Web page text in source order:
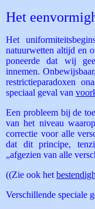
Het
Het
natuurwetten altijd en
poneerde dat wij
innemen.
restrictieparadoxen
speciaal geval van
Een probleem bij de
van het niveau
correctie voor alle
dat dit principe,
„afgezien van alle
((Zie ook het
Verschillende speciale